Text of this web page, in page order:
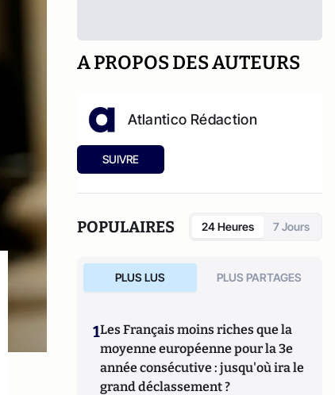
A PROPOS DES AUTEURS
Atlantico Rédaction
SUIVRE
POPULAIRES 24 Heures 7 Jours
PLUS LUS PLUS PARTAGES
1Les Français moins riches que la
moyenne européenne pour la 3e
année consécutive : jusqu'où ira le
grand déclassement ?